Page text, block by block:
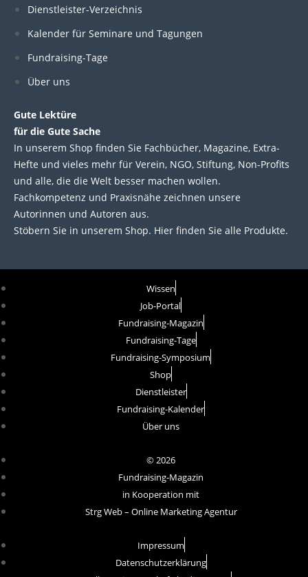
Dienstleister-Verzeichnis
Kalender für Seminare und Tagungen
Fundraising-Tage
Über uns
Gute Lektüre
für die Gute Sache
In unserem Shop finden Sie Fachbücher, Magazine, Extra-
Hefte und vieles mehr für Verein, NGO, Stiftung, Non-Profits
und alle, die die Welt besser machen wollen.
Fachkompetenz und Praxisnähe zeichnen unsere
Autorinnen und Autoren aus.
Stöbern Sie in unserem Shop. Hier finden Sie alle Produkte.
Wissen
Job-Portal
Fundraising-Magazin
Fundraising-Tage
Fundraising-Symposium
Shop
Dienstleister
Fundraising-Kalender
Über uns
© 2026
Fundraising-Magazin
in Kooperation mit
Strg Web – Online Marketing Agentur
Impressum
Datenschutzerklärung